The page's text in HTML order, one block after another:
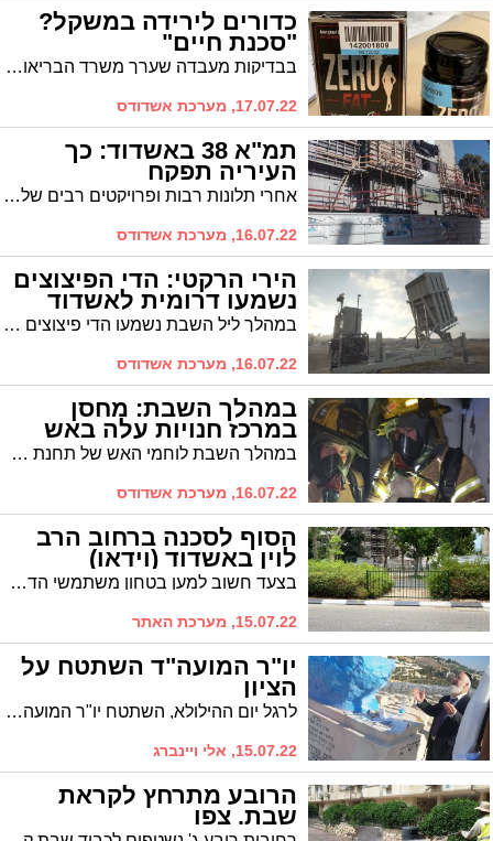
כדורים לירידה במשקל?
"סכנת חיים"
בבדיקות מעבדה שערך משרד הבריאות בכדורי zero fat לירידה במשקל שנמכרים בדרך לא חוקית התגלו חומרים מסוכנים ובכלל זה סמים מסוכנים. ממשרד הבריאות נמסר: "שימוש בכדורים הללו הוא סכנת חיים מיידית ויש להימנע מנטילתן"
17.07.22, מערכת אשדודס
תמ"א 38 באשדוד: כך
העיריה תפקח
אחרי תלונות רבות ופרויקטים רבים של תמ"א 38 שנתקעו בעיר בעקבות פשיטת רגל של קבלנים או סיבות אחרות בעיריית אשדוד קובעים מדיניות חדשה לסיוע לתושבים בפיקוח על ביצוע הפרויקט
16.07.22, מערכת אשדודס
הירי הרקטי: הדי הפיצוצים
נשמעו דרומית לאשדוד
במהלך ליל השבת נשמעו הדי פיצוצים באשדוד בעקבות שיגור רקטות לעיר השכנה אשקלון. אזעקות נשמעו באשקלון ובמרחב עוטף עזה, וזוהו שני שיגורים. שיגור אחד יורט, השיגור השני נפל בשטח פתוח
16.07.22, מערכת אשדודס
במהלך השבת: מחסן
במרכז חנויות עלה באש
במהלך השבת לוחמי האש של תחנת אשדוד הוזעקו לכיבוי שריפה שפרצה במחסן בניין של מרכז חנויות ברחוב חיים משה שפירא בעיר
16.07.22, מערכת אשדודס
הסוף לסכנה ברחוב הרב
לוין באשדוד (וידאו)
בצעד חשוב למען בטחון משתמשי הדרך, העירייה חסמה את המעבר המאולתר על אי התנועה שהתושבים היו משתמשים בו כדי לחצות את הכביש. צפו
15.07.22, מערכת האתר
יו"ר המועה"ד השתטח על
הציון
לרגל יום ההילולא, השתטח יו"ר המועה"ד על ציון הצדיק בהר הזיתים. "התפללתי לישועת עם ישראל"
15.07.22, אלי ויינברג
הרובע מתרחץ לקראת
שבת. צפו